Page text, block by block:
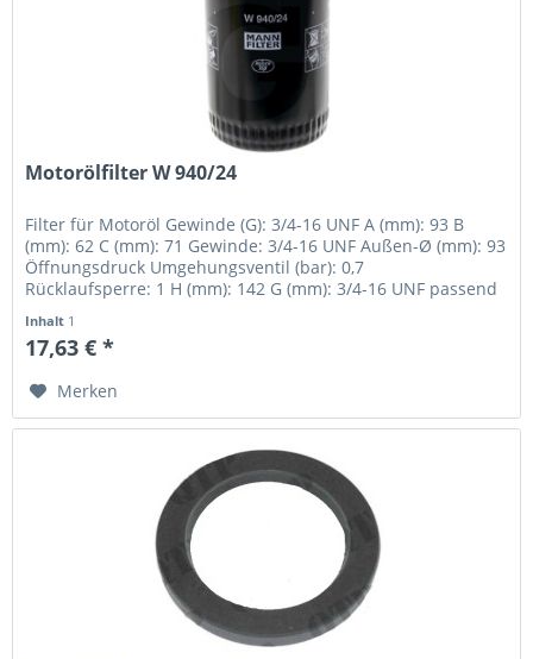
Motorölfilter W 940/24
Filter für Motoröl Gewinde (G): 3/4-16 UNF A (mm): 93 B
(mm): 62 C (mm): 71 Gewinde: 3/4-16 UNF Außen-Ø (mm): 93
Öffnungsdruck Umgehungsventil (bar): 0,7
Rücklaufsperre: 1 H (mm): 142 G (mm): 3/4-16 UNF passend
Inhalt 1
17,63 € *
Merken